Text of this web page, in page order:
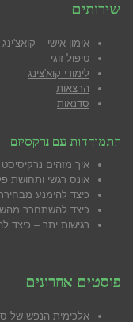
שירותים
אימון אישי – קואצ'ינג
טיפול זוגי
לימודי קוא'צינג
הרצאות
סדנאות
התמודדות עם נרקסיזם
איך מזהים נרקיסיסט – 5 שיטות לזיהוי והתמודדות עם
אונס רגשי ותחושת
כיצד להימנע מבח
כיצד להשתחרר
רגישות יתר – כיצד
פוסטים אחרונים
אלכימית הנפש של